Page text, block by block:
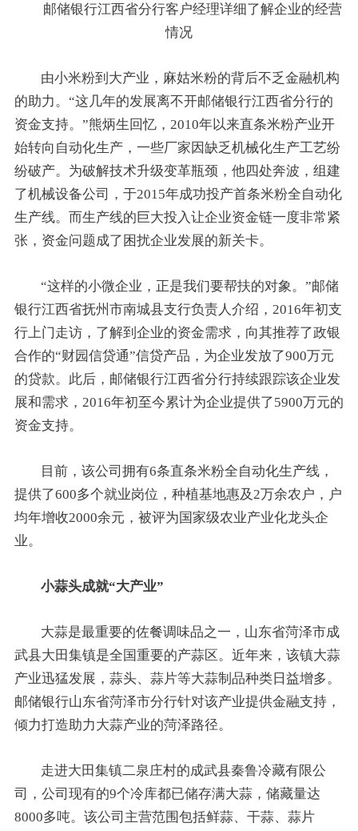
邮储银行江西省分行客户经理详细了解企业的经营
情况
由小米粉到大产业，麻姑米粉的背后不乏金融机构
的助力。“这几年的发展离不开邮储银行江西省分行的
资金支持。”熊炳生回忆，2010年以来直条米粉产业开
始转向自动化生产，一些厂家因缺乏机械化生产工艺纷
纷破产。为破解技术升级变革瓶颈，他四处奔波，组建
了机械设备公司，于2015年成功投产首条米粉全自动化
生产线。而生产线的巨大投入让企业资金链一度非常紧
张，资金问题成了困扰企业发展的新关卡。
“这样的小微企业，正是我们要帮扶的对象。”邮储
银行江西省抚州市南城县支行负责人介绍，2016年初支
行上门走访，了解到企业的资金需求，向其推荐了政银
合作的“财园信贷通”信贷产品，为企业发放了900万元
的贷款。此后，邮储银行江西省分行持续跟踪该企业发
展和需求，2016年初至今累计为企业提供了5900万元的
资金支持。
目前，该公司拥有6条直条米粉全自动化生产线，
提供了600多个就业岗位，种植基地惠及2万余农户，户
均年增收2000余元，被评为国家级农业产业化龙头企
业。
小蒜头成就“大产业”
大蒜是最重要的佐餐调味品之一，山东省菏泽市成
武县大田集镇是全国重要的产蒜区。近年来，该镇大蒜
产业迅猛发展，蒜头、蒜片等大蒜制品种类日益增多。
邮储银行山东省菏泽市分行针对该产业提供金融支持，
倾力打造助力大蒜产业的菏泽路径。
走进大田集镇二泉庄村的成武县秦鲁冷藏有限公
司，公司现有的9个冷库都已储存满大蒜，储藏量达
8000多吨。该公司主营范围包括鲜蒜、干蒜、蒜片